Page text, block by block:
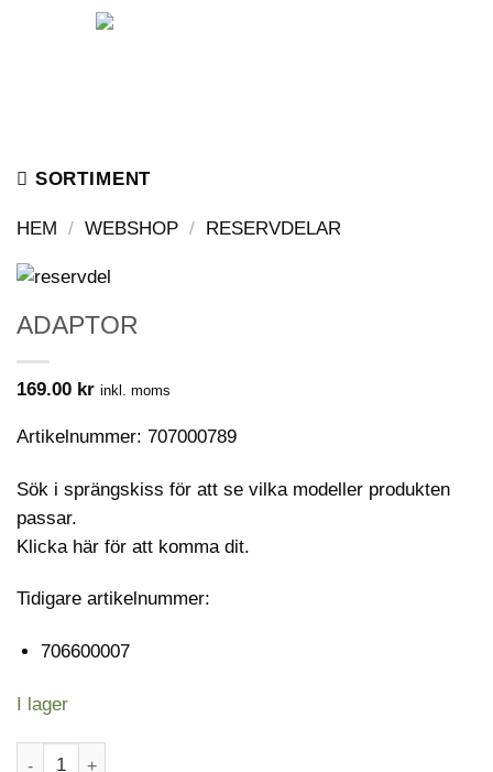
SORTIMENT
HEM / WEBSHOP / RESERVDELAR
ADAPTOR
169.00 kr inkl. moms
Artikelnummer: 707000789
Sök i sprängskiss för att se vilka modeller produkten
passar.
Klicka här för att komma dit.
Tidigare artikelnummer:
706600007
I lager
ADAPTOR mängd